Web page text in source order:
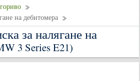
на дебитомера
за налягане на
3 Series E21)